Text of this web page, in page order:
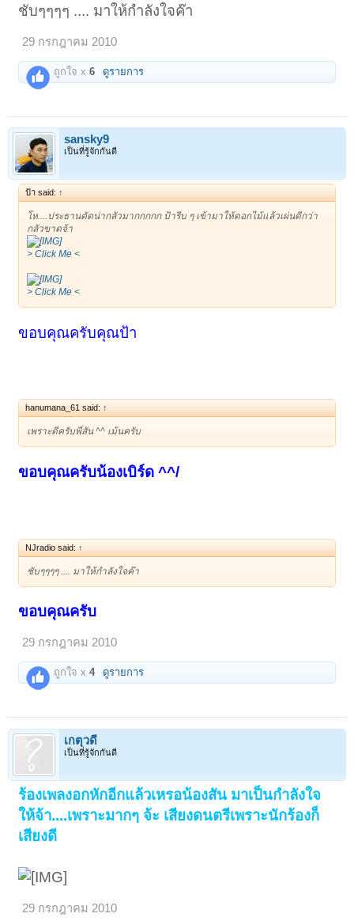
ชับๆๆๆๆ .... มาให้กำลังใจค๊า
29 กรกฎาคม 2010
ถูกใจ x6 ดูรายการ
sansky9
เป็นที่รู้จักกันดี
ป้า said: ↑
โห....ประธานตัดน่ากลัวมากกกกก ป้ารีบ ๆ เข้ามาให้ดอกไม้แล้วเผ่นดีกว่า
กลัวขาดจ้า
> Click Me <
> Click Me <
ขอบคุณครับคุณป้า
hanumana_61 said: ↑
เพราะดีครับพี่สัน ^^ เม้นครับ
ขอบคุณครับน้องเบิร์ด ^^/
NJradio said: ↑
ชับๆๆๆๆ .... มาให้กำลังใจค๊า
ขอบคุณครับ
29 กรกฎาคม 2010
ถูกใจ x4 ดูรายการ
เกตุวดี
เป็นที่รู้จักกันดี
ร้องเพลงอกหักอีกแล้วเหรอน้องสัน มาเป็นกำลังใจ
ให้จ้า....เพราะมากๆ จ้ะ เสียงดนตรีเพราะนักร้องก็
เสียงดี
29 กรกฎาคม 2010